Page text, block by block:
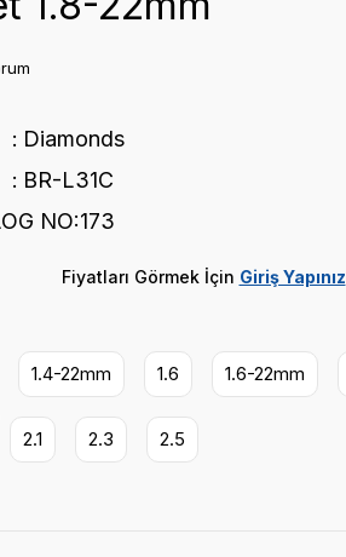
Diamonds
BR-L31C
NO:173
Fiyatları Görmek İçin Giriş Yapınız
1.4-22mm 1.6 1.6-22mm
2.1 2.3 2.5